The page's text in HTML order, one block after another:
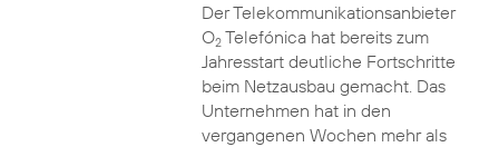
Der Telekommunikationsanbieter
O2Telefónica hat bereits zum
Jahresstart deutliche Fortschritte
beim Netzausbau gemacht. Das
Unternehmen hat in den
vergangenen Wochen mehr als